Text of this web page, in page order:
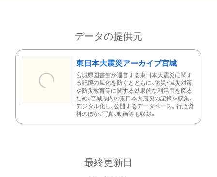
データの提供元
東日本大震災アーカイブ宮城
宮城県図書館が運営する東日本大震災に関す
る記憶の風化を防ぐとともに、防災・減災対策
や防災教育等に関する効果的な利活用を図る
ため、宮城県内の東日本大震災の記録を収集、
デジタル化し、公開するデータベース。行政資
料のほか、写真、動画等も収録。
最終更新日